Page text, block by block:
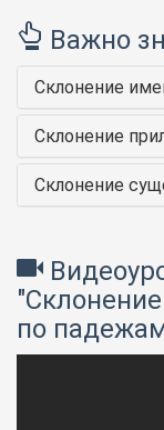
Важно
Склонение
Склонение
Склонение
по